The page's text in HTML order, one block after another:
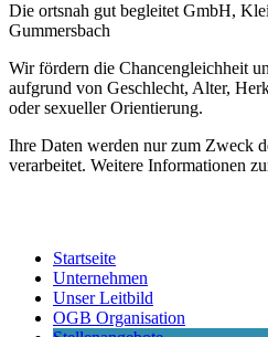
Die ortsnah gut begleitet GmbH,
Gummersbach
Wir fördern die Chancengleichheit
aufgrund von Geschlecht, Alter,
oder sexueller Orientierung.
Ihre Daten werden nur zum Zweck
verarbeitet. Weitere Informationen
Startseite
Unternehmen
Unser Leitbild
OGB Organisation